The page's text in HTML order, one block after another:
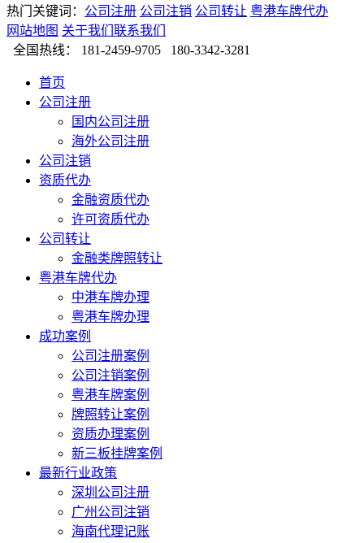
热门关键词： 公司注册 公司注销 公司转让 粤港车牌代办
网站地图 关于我们 联系我们
全国热线： 181-2459-9705 180-3342-3281
首页
公司注册
国内公司注册
海外公司注册
公司注销
资质代办
金融资质代办
许可资质代办
公司转让
金融类牌照转让
粤港车牌代办
中港车牌办理
粤港车牌办理
成功案例
公司注册案例
公司注销案例
粤港车牌案例
牌照转让案例
资质办理案例
新三板挂牌案例
最新行业政策
深圳公司注册
广州公司注销
海南代理记账